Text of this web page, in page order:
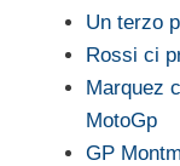
Un terzo
Rossi ci
Marquez
MotoGp
GP